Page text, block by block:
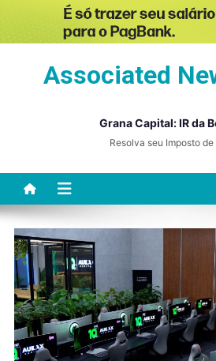
Associated
Grana Capital: IR da
Resolva seu Imposto de